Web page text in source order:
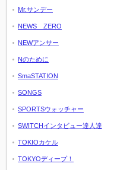
Mr.サンデー
NEWS ZERO
NEWアンサー
Nのために
SmaSTATION
SONGS
SPORTSウォッチャー
SWITCHインタビュー達人達
TOKIOカケル
TOKYOディープ！